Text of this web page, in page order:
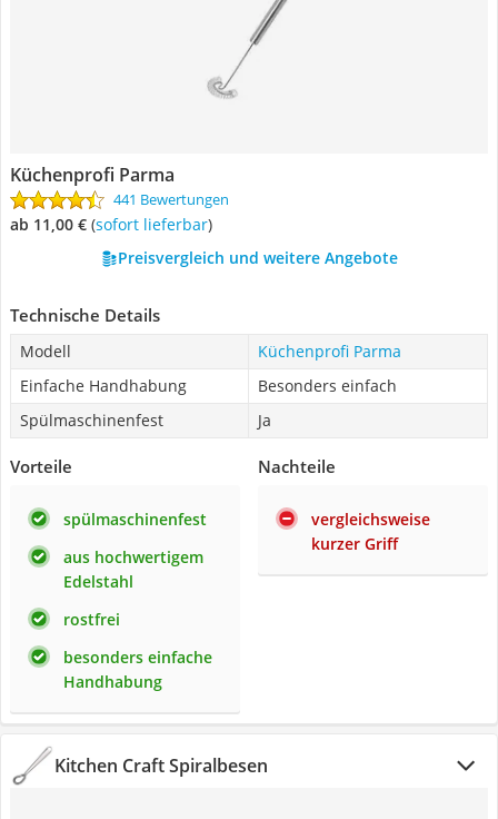
Küchenprofi Parma
441 Bewertungen
ab 11,00 € ( Sofort lieferbar)
Preisvergleich und weitere Angebote
Technische Details
Modell
Küchenprofi Parma
Einfache Handhabung
Besonders einfach
Spülmaschinenfest
Ja
Vorteile
spülmaschinenfest
aus hochwertigem
Edelstahl
rostfrei
besonders einfache
Handhabung
Nachteile
vergleichsweise
kurzer Griff
Kitchen Craft Spiralbesen